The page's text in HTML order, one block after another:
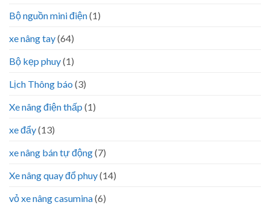
Bộ nguồn mini điện(1)
xe nâng tay(64)
Bộ kẹp phuy(1)
Lịch Thông báo (3)
Xe nâng điện thấp (1)
xe đẩy(13)
xe nâng bán tự động(7)
Xe nâng quay đổ phuy(14)
vỏ xe nâng casumina(6)